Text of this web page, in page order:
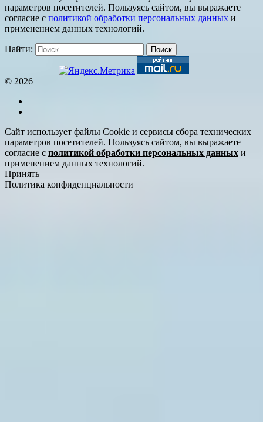
параметров посетителей. Пользуясь сайтом, вы выражаете
согласие с политикой обработки персональных данных и
применением данных технологий.
Найти:
© 2026
Сайт использует файлы Cookie и сервисы сбора технических
параметров посетителей. Пользуясь сайтом, вы выражаете
согласие с политикой обработки персональных данных и
применением данных технологий.
Принять
Политика конфиденциальности